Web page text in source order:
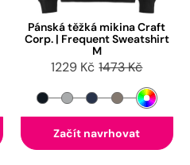
Pánská těžká mikina Craft
Corp. | Frequent Sweatshirt
M
1229 Kč 1473 Kč
Začít navrhovat